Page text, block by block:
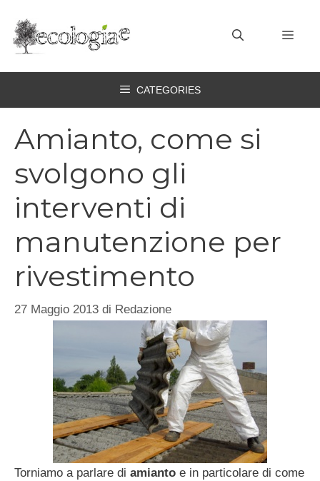
contenuto
CATEGORIES
Amianto, come si
svolgono gli
interventi di
manutenzione per
rivestimento
27 Maggio 2013 di Redazione
Torniamo a parlare di amianto e in particolare di come